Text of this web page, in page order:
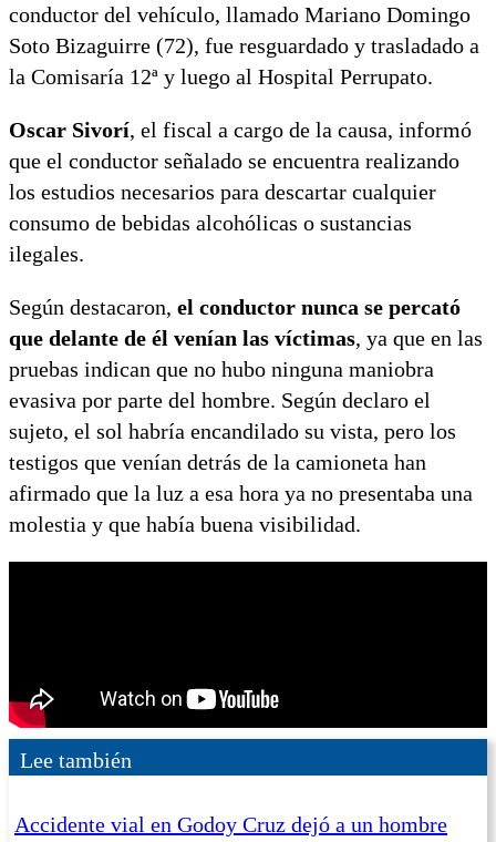
conductor del vehículo, llamado Mariano Domingo
Soto Bizaguirre (72), fue resguardado y trasladado a
la Comisaría 12ª y luego al Hospital Perrupato.
Oscar Sivorí, el fiscal a cargo de la causa, informó
que el conductor señalado se encuentra realizando
los estudios necesarios para descartar cualquier
consumo de bebidas alcohólicas o sustancias
ilegales.
Según destacaron, el conductor nunca se percató
que delante de él venían las víctimas, ya que en las
pruebas indican que no hubo ninguna maniobra
evasiva por parte del hombre. Según declaro el
sujeto, el sol habría encandilado su vista, pero los
testigos que venían detrás de la camioneta han
afirmado que la luz a esa hora ya no presentaba una
molestia y que había buena visibilidad.
Lee también
Accidente vial en Godoy Cruz dejó a un hombre